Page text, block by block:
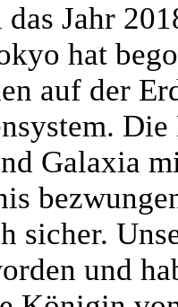
Jahr
hat
auf der
Galaxia
sicher.
und